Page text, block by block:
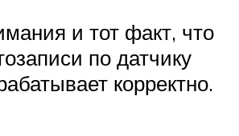
и тот факт, что
по датчику
корректно.